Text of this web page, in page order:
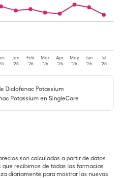
Jan
'26
Feb
'26
Mar
'26
Apr
'26
May
'26
Jun
'26
Jul
'26
Diclofenac Potassium
Potassium en SingleCare
son calculadas a partir de datos
recibimos de todas las farmacias
diariamente para mostrar las nuevas